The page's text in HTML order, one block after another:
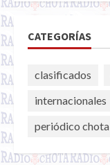
CATEGORÍAS
clasificados
internacionales
periódico chota